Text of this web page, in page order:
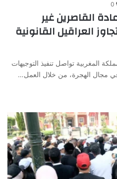
0
القاصرين غير
العراقيل القانونية
المغربية تواصل تنفيذ التوجيهات
في مجال الهجرة، من خلال العمل…